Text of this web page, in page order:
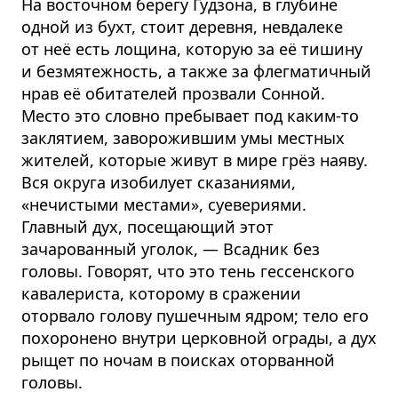
одной из бухт, стоит деревня, невдалеке
от неё есть лощина, которую за её тишину
и безмятежность, а также за флегматичный
нрав её обитателей прозвали Сонной.
Место это словно пребывает под каким-то
заклятием, заворожившим умы местных
жителей, которые живут в мире грёз наяву.
Вся округа изобилует сказаниями,
«нечистыми местами», суевериями.
Главный дух, посещающий этот
зачарованный уголок, — Всадник без
головы. Говорят, что это тень гессенского
кавалериста, которому в сражении
оторвало голову пушечным ядром; тело его
похоронено внутри церковной ограды, а дух
рыщет по ночам в поисках оторванной
головы.